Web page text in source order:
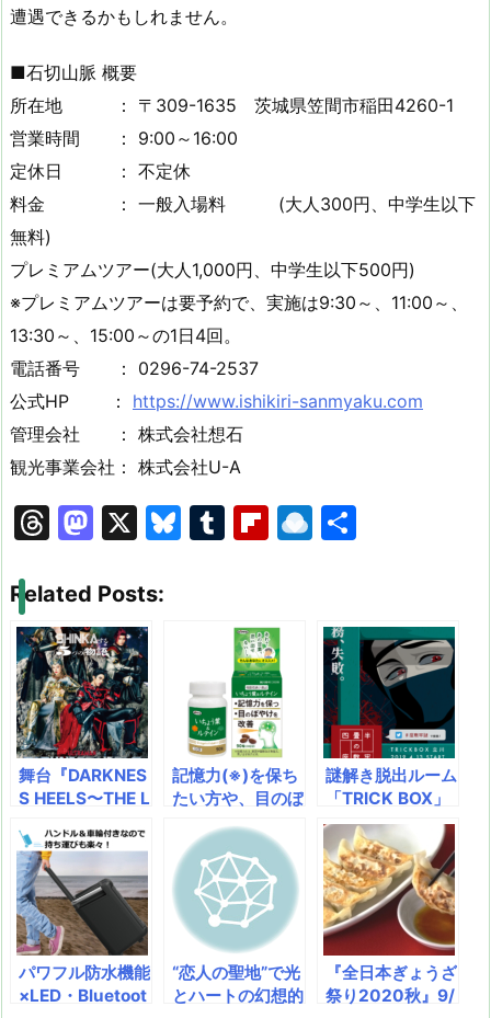
遭遇できるかもしれません。
■石切山脈 概要
所在地 ： 〒309-1635 茨城県笠間市稲田4260-1
営業時間 ： 9:00～16:00
定休日 ： 不定休
料金 ： 一般入場料 (大人300円、中学生以下
無料)
プレミアムツアー(大人1,000円、中学生以下500円)
※プレミアムツアーは要予約で、実施は9:30～、11:00～、
13:30～、15:00～の1日4回。
電話番号 ： 0296-74-2537
公式HP ： https://www.ishikiri-sanmyaku.com
管理会社 ： 株式会社想石
観光事業会社： 株式会社U-A
T
e
a
d
s
M
st
o
d
o
n
X
Bl
y
T
bl
r
Fl
o
ar
d
R
dr
o
p.
io
Related Posts:
舞台『DARKNES
S HEELS〜THE L
キービジュアル解
禁！
記憶力(※)を保ち
たい方や、目のぼ
やけにお悩みの方
へ” 「いちょう葉
＆ルテイン」が機
能性表示食品とし
て受理 発売予定
時期：2019年8
月
謎解き脱出ルーム
「TRICK BOX」
で、勇者や忍者に
なりきり！ 新イ
ベント2種を4月1
3日～開催決定＠
立川 「勇者が民
家におしよせ
た！」＆「四畳半
の座敷牢からの脱
出」
パワフル防水機能
×LED・Bluetoot
“恋人の聖地”で光
とハートの幻想的
『全日本ぎょうざ
祭り2020秋』9/